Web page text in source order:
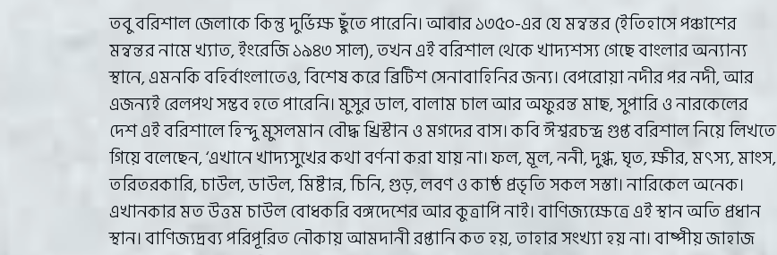
তবু বরিশাল জেলাকে কিন্তু দুর্ভিক্ষ ছুঁতে পারেনি। আবার ১৩৫০-এর যে মন্বন্তর (ইতিহাসে পঞ্চাশের
মন্বন্তর নামে খ্যাত, ইংরেজি ১৯৪৩ সাল), তখন এই বরিশাল থেকে খাদ্যশস্য গেছে বাংলার অন্যান্য
স্থানে, এমনকি বহির্বাংলাতেও, বিশেষ করে ব্রিটিশ সেনাবাহিনির জন্য। বেপরোয়া নদীর পর নদী, আর
এজন্যই রেলপথ সম্ভব হতে পারেনি। মুসুর ডাল, বালাম চাল আর অফুরন্ত মাছ, সুপারি ও নারকেলের
দেশ এই বরিশালে হিন্দু মুসলমান বৌদ্ধ খ্রিস্টান ও মগদের বাস। কবি ঈশ্বরচন্দ্র গুপ্ত বরিশাল নিয়ে লিখতে
গিয়ে বলেছেন, ‘এখানে খাদ্যসুখের কথা বর্ণনা করা যায় না। ফল, মূল, ননী, দুগ্ধ, ঘৃত, ক্ষীর, মৎস্য, মাংস,
তরিতরকারি, চাউল, ডাউল, মিষ্টান্ন, চিনি, গুড়, লবণ ও কাষ্ঠ প্রভৃতি সকল সস্তা। নারিকেল অনেক।
এখানকার মত উত্তম চাউল বোধকরি বঙ্গদেশের আর কুত্রাপি নাই। বাণিজ্যক্ষেত্রে এই স্থান অতি প্রধান
স্থান। বাণিজ্যদ্রব্য পরিপূরিত নৌকায় আমদানী রপ্তানি কত হয়, তাহার সংখ্যা হয় না। বাষ্পীয় জাহাজ